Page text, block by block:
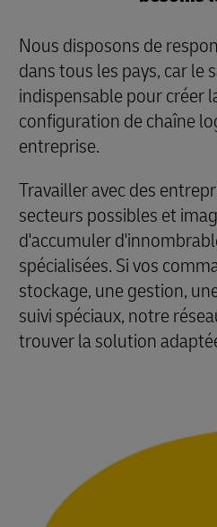
Nous disposons de
dans tous les pays, car le
indispensable pour créer
configuration de chaîne
entreprise.
Travailler avec des
secteurs possibles et
d'accumuler
spécialisées. Si vos
stockage, une gestion,
suivi spéciaux, notre
trouver la solution